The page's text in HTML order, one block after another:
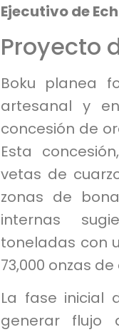
Ejecutivo de
Proyecto
Boku planea
artesanal y
concesión de
Esta
vetas de
zonas de
internas
toneladas con
73,000 onzas de
La fase inicial
generar flujo